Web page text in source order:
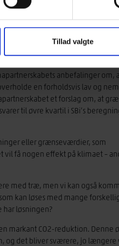
Tillad valgte
repræsentanter fra
Klimapartnerskabet for
om, hvilke indsatser som kan
procent i 2030.
anbefalinger om,
en forholdsvis lav og
et forslag om, at
til øvre kvartil i SBi’s
eller grænseværdier, som
få nogen effekt på klimaet –
med træ, men vi kan også
kan løses med mange
har løsningen?
markant CO2-reduktion. Denne
og det bliver sværere, jo længere